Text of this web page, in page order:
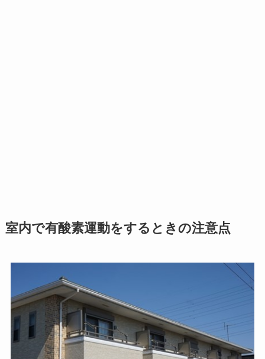
室内で有酸素運動をするときの注意点